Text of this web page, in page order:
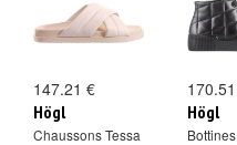
147.21 €
Högl
Chaussons Tessa
Högl